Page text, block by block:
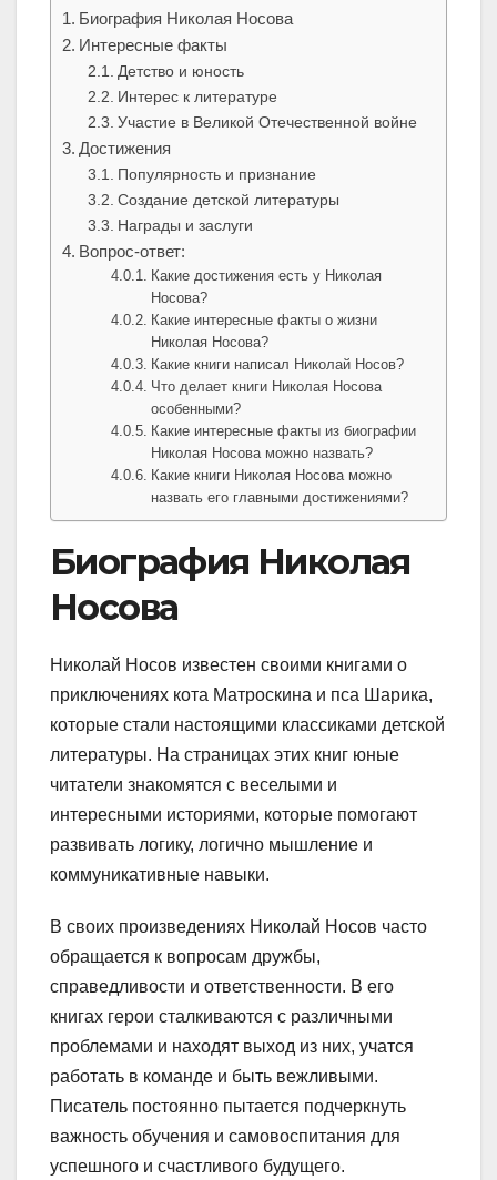
Биография Николая Носова
Интересные факты
Детство и юность
Интерес к литературе
Участие в Великой Отечественной войне
Достижения
Популярность и признание
Создание детской литературы
Награды и заслуги
Вопрос-ответ:
Какие достижения есть у Николая
Носова?
Какие интересные факты о жизни
Николая Носова?
Какие книги написал Николай Носов?
Что делает книги Николая Носова
особенными?
Какие интересные факты из биографии
Николая Носова можно назвать?
Какие книги Николая Носова можно
назвать его главными достижениями?
Биография Николая
Носова
Николай Носов известен своими книгами о
приключениях кота Матроскина и пса Шарика,
которые стали настоящими классиками детской
литературы. На страницах этих книг юные
читатели знакомятся с веселыми и
интересными историями, которые помогают
развивать логику, логично мышление и
коммуникативные навыки.
В своих произведениях Николай Носов часто
обращается к вопросам дружбы,
справедливости и ответственности. В его
книгах герои сталкиваются с различными
проблемами и находят выход из них, учатся
работать в команде и быть вежливыми.
Писатель постоянно пытается подчеркнуть
важность обучения и самовоспитания для
успешного и счастливого будущего.